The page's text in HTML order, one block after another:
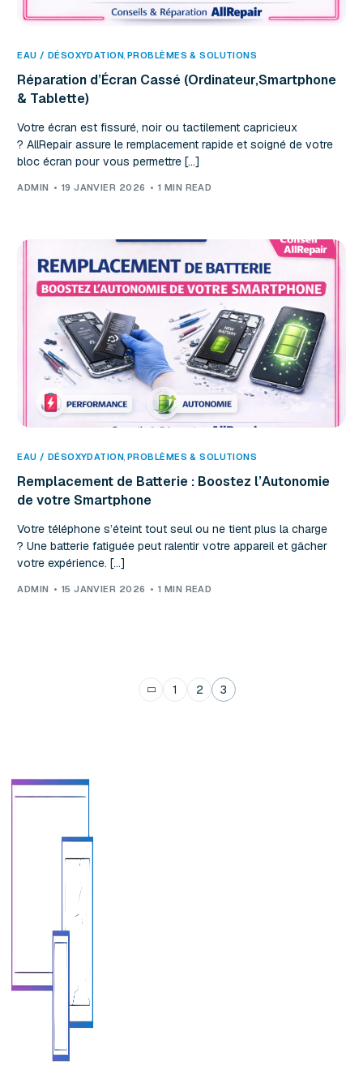
EAU / DÉSOXYDATION,PROBLÈMES & SOLUTIONS
Réparation d’Écran Cassé (Ordinateur,Smartphone
& Tablette)
Votre écran est fissuré, noir ou tactilement capricieux
? AllRepair assure le remplacement rapide et soigné de votre
bloc écran pour vous permettre […]
ADMIN 19 JANVIER 2026 1 MIN READ
EAU / DÉSOXYDATION ,PROBLÈMES & SOLUTIONS
Remplacement de Batterie : Boostez l’Autonomie
de votre Smartphone
Votre téléphone s’éteint tout seul ou ne tient plus la charge
? Une batterie fatiguée peut ralentir votre appareil et gâcher
votre expérience. […]
ADMIN 15 JANVIER 2026 1 MIN READ
1 2 3